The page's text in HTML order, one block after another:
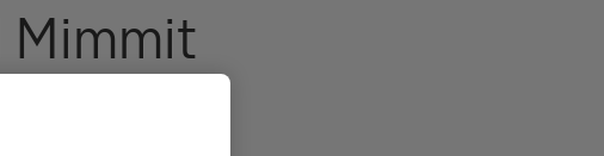
Mimmit